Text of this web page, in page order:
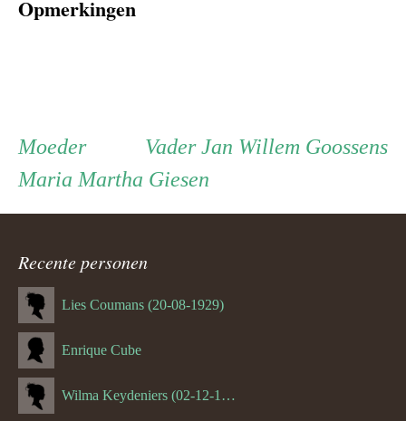
Opmerkingen
Persoon
ouder
navigatie
VaderVader
Jan Willem Goossens
MoederMoeder
Maria Martha Giesen
Recente personen
Lies Coumans (20-08-1929)
Enrique Cube
Wilma Keydeniers (02-12-1953)